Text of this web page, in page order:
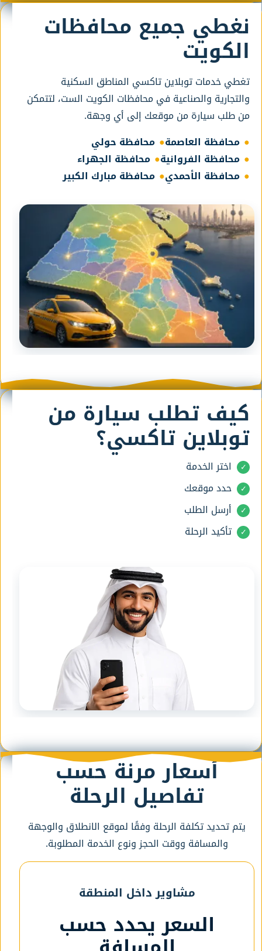
نغطي جميع محافظات
الكويت
تغطي خدمات توبلاين تاكسي المناطق السكنية
والتجارية والصناعية في محافظات الكويت الست، لتتمكن
من طلب سيارة من موقعك إلى أي وجهة.
محافظة العاصمة محافظة حولي
محافظة الفروانية محافظة الجهراء
محافظة الأحمدي محافظة مبارك الكبير
كيف تطلب سيارة من
توبلاين تاكسي؟
اختر الخدمة
حدد موقعك
أرسل الطلب
تأكيد الرحلة
أسعار مرنة حسب
تفاصيل الرحلة
يتم تحديد تكلفة الرحلة وفقًا لموقع الانطلاق والوجهة
والمسافة ووقت الحجز ونوع الخدمة المطلوبة.
مشاوير داخل المنطقة
السعر يحدد حسب